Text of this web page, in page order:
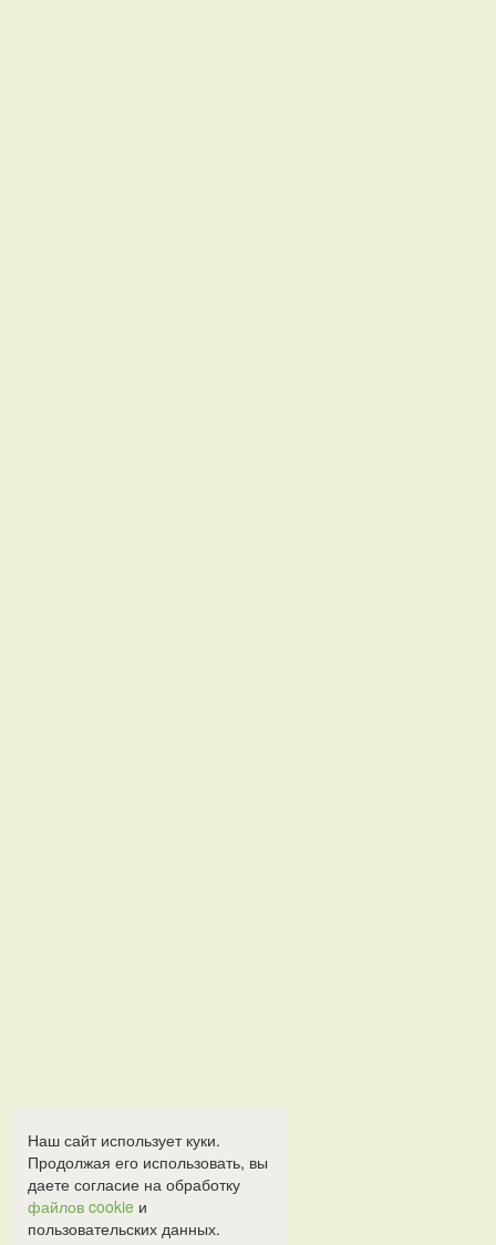
Наш сайт использует куки.
Продолжая его использовать, вы
даете согласие на обработку
файлов cookie и
пользовательских данных.